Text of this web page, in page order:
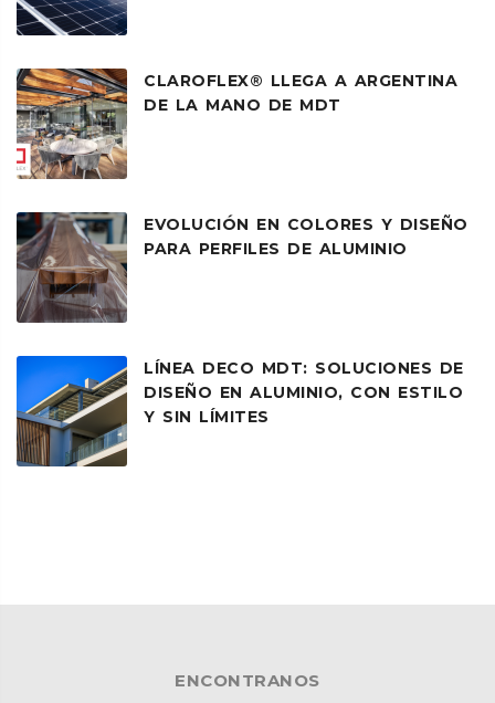
CLAROFLEX® LLEGA A ARGENTINA
DE LA MANO DE MDT
EVOLUCIÓN EN COLORES Y DISEÑO
PARA PERFILES DE ALUMINIO
LÍNEA DECO MDT: SOLUCIONES DE
DISEÑO EN ALUMINIO, CON ESTILO
Y SIN LÍMITES
ENCONTRANOS